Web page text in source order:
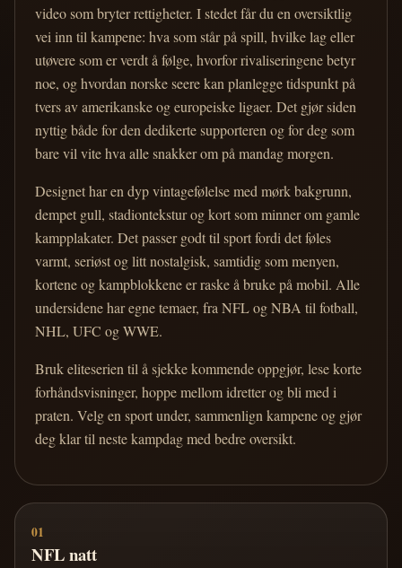
video som bryter rettigheter. I stedet får du en oversiktlig
vei inn til kampene: hva som står på spill, hvilke lag eller
utøvere som er verdt å følge, hvorfor rivaliseringene betyr
noe, og hvordan norske seere kan planlegge tidspunkt på
tvers av amerikanske og europeiske ligaer. Det gjør siden
nyttig både for den dedikerte supporteren og for deg som
bare vil vite hva alle snakker om på mandag morgen.
Designet har en dyp vintagefølelse med mørk bakgrunn,
dempet gull, stadiontekstur og kort som minner om gamle
kampplakater. Det passer godt til sport fordi det føles
varmt, seriøst og litt nostalgisk, samtidig som menyen,
kortene og kampblokkene er raske å bruke på mobil. Alle
undersidene har egne temaer, fra NFL og NBA til fotball,
NHL, UFC og WWE.
Bruk eliteserien til å sjekke kommende oppgjør, lese korte
forhåndsvisninger, hoppe mellom idretter og bli med i
praten. Velg en sport under, sammenlign kampene og gjør
deg klar til neste kampdag med bedre oversikt.
01
NFL natt